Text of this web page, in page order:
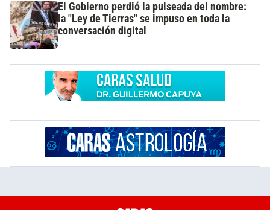
El Gobierno perdió la pulseada del nombre:
la "Ley de Tierras" se impuso en toda la
conversación digital